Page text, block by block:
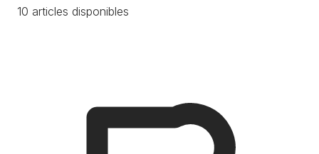
10 articles disponibles